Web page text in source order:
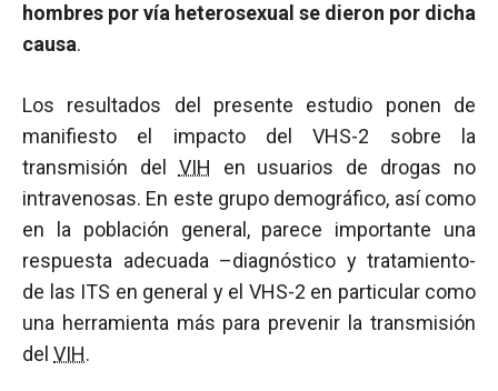
hombres por vía heterosexual se dieron por dicha
causa.
Los resultados del presente estudio ponen de
manifiesto el impacto del VHS-2 sobre la
transmisión del VIH en usuarios de drogas no
intravenosas. En este grupo demográfico, así como
en la población general, parece importante una
respuesta adecuada –diagnóstico y tratamiento-
de las ITS en general y el VHS-2 en particular como
una herramienta más para prevenir la transmisión
del VIH.